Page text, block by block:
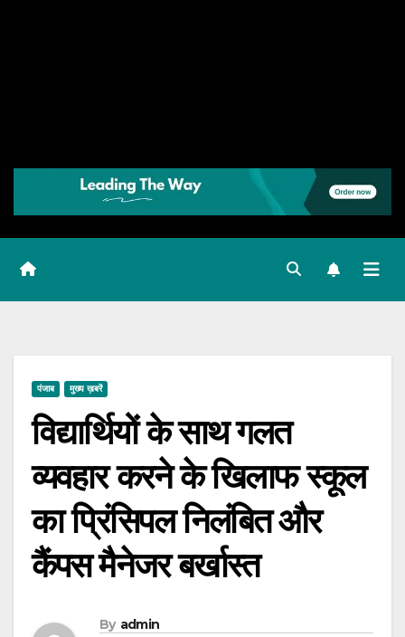
पंजाब मुख्य ख़बरें
विद्यार्थियों के साथ गलत
व्यवहार करने के खिलाफ स्कूल
का प्रिंसिपल निलंबित और
कैंपस मैनेजर बर्खास्त
By admin